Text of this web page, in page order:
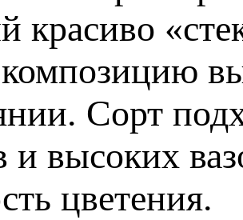
красиво
композицию
Сорт
и высоких
цветения.